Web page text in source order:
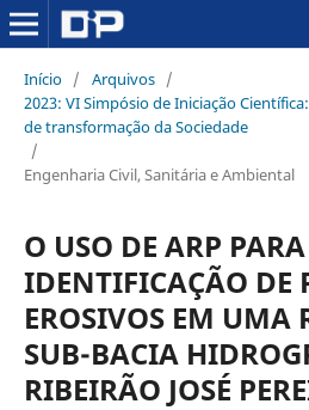
Início / Arquivos /
2023: VI Simpósio de Iniciação
de transformação da Sociedade
/
Engenharia Civil, Sanitária e Ambiental
O USO DE ARP
IDENTIFICAÇÃO DE
EROSIVOS EM UMA
SUB-BACIA
RIBEIRÃO JOSÉ